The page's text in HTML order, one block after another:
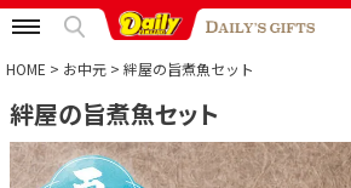
特集から選ぶ
予算から選ぶ
HOME お中元 絆屋の旨煮魚セット
絆屋の旨煮魚セット